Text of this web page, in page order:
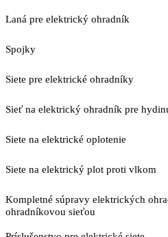
Laná pre elektrický ohradník
Spojky
Siete pre elektrické ohradníky
Sieť na elektrický ohradník pre
Siete na elektrické oplotenie
Siete na elektrický plot proti vlkom
Kompletné súpravy elektrických
ohradníkovou sieťou